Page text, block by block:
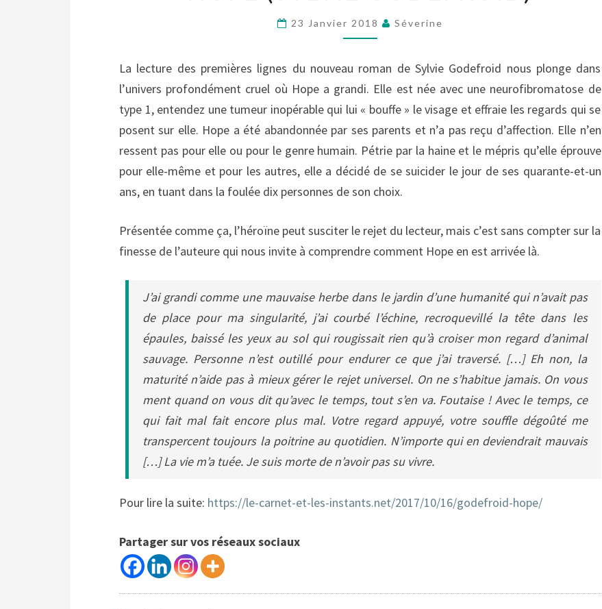
23 Janvier 2018 Séverine
La lecture des premières lignes du nouveau roman de Sylvie Godefroid nous plonge dans
l’univers profondément cruel où Hope a grandi. Elle est née avec une neurofibromatose de
type 1, entendez une tumeur inopérable qui lui « bouffe » le visage et effraie les regards qui se
posent sur elle. Hope a été abandonnée par ses parents et n’a pas reçu d’affection. Elle n’en
ressent pas pour elle ou pour le genre humain. Pétrie par la haine et le mépris qu’elle éprouve
pour elle-même et pour les autres, elle a décidé de se suicider le jour de ses quarante-et-un
ans, en tuant dans la foulée dix personnes de son choix.
Présentée comme ça, l’héroïne peut susciter le rejet du lecteur, mais c’est sans compter sur la
finesse de l’auteure qui nous invite à comprendre comment Hope en est arrivée là.
J’ai grandi comme une mauvaise herbe dans le jardin d’une humanité qui n’avait pas
de place pour ma singularité, j’ai courbé l’échine, recroquevillé la tête dans les
épaules, baissé les yeux au sol qui rougissait rien qu’à croiser mon regard d’animal
sauvage. Personne n’est outillé pour endurer ce que j’ai traversé. […] Eh non, la
maturité n’aide pas à mieux gérer le rejet universel. On ne s’habitue jamais. On vous
ment quand on vous dit qu’avec le temps, tout s’en va. Foutaise ! Avec le temps, ce
qui fait mal fait encore plus mal. Votre regard appuyé, votre souffle dégoûté me
transpercent toujours la poitrine au quotidien. N’importe qui en deviendrait mauvais
[…] La vie m’a tuée. Je suis morte de n’avoir pas su vivre.
Pour lire la suite: https://le-carnet-et-les-instants.net/2017/10/16/godefroid-hope/
Partager sur vos réseaux sociaux